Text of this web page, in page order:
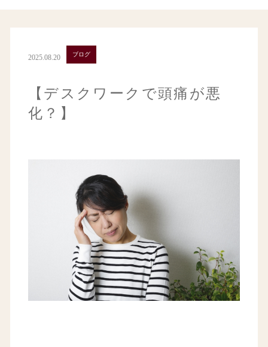
2025.08.20 ブログ
【デスクワークで頭痛が悪
化？】